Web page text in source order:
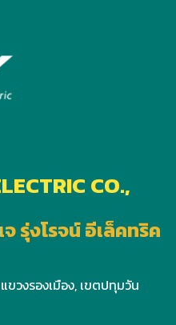
CO.,
รุ่งโรจน์ อีเล็คทริค
วงรองเมือง, เขตปทุมวัน